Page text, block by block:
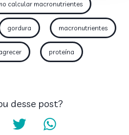
calcular macronutrientes
gordura macronutrientes
proteína
desse post?